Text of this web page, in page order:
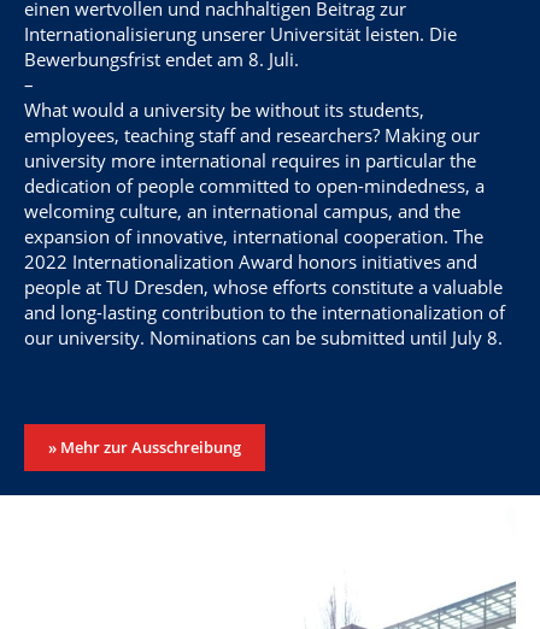
einen wertvollen und nachhaltigen Beitrag zur
Internationalisierung unserer Universität leisten. Die
Bewerbungsfrist endet am 8. Juli.
–
What would a university be without its students,
employees, teaching staff and researchers? Making our
university more international requires in particular the
dedication of people committed to open-mindedness, a
welcoming culture, an international campus, and the
expansion of innovative, international cooperation. The
2022 Internationalization Award honors initiatives and
people at TU Dresden, whose efforts constitute a valuable
and long-lasting contribution to the internationalization of
our university. Nominations can be submitted until July 8.
» Mehr zur Ausschreibung